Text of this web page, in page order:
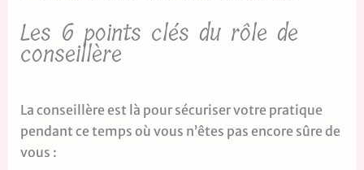
Les 6 points clés du rôle de
conseillère
La conseillère est là pour sécuriser votre pratique
pendant ce temps où vous n’êtes pas encore sûre de
vous :